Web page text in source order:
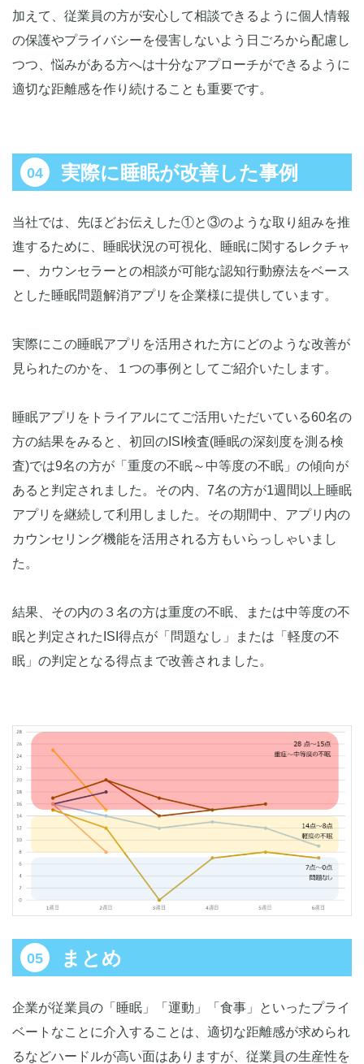
加えて、従業員の方が安心して相談できるように個人情報
の保護やプライバシーを侵害しないよう日ごろから配慮し
つつ、悩みがある方へは十分なアプローチができるように
適切な距離感を作り続けることも重要です。
実際に睡眠が改善した事例
当社では、先ほどお伝えした①と③のような取り組みを推
進するために、睡眠状況の可視化、睡眠に関するレクチャ
ー、カウンセラーとの相談が可能な認知行動療法をベース
とした睡眠問題解消アプリを企業様に提供しています。
実際にこの睡眠アプリを活用された方にどのような改善が
見られたのかを、１つの事例としてご紹介いたします。
睡眠アプリをトライアルにてご活用いただいている60名の
方の結果をみると、初回のISI検査(睡眠の深刻度を測る検
査)では9名の方が「重度の不眠～中等度の不眠」の傾向が
あると判定されました。その内、7名の方が1週間以上睡眠
アプリを継続して利用しました。その期間中、アプリ内の
カウンセリング機能を活用される方もいらっしゃいまし
た。
結果、その内の３名の方は重度の不眠、または中等度の不
眠と判定されたISI得点が「問題なし」または「軽度の不
眠」の判定となる得点まで改善されました。
まとめ
企業が従業員の「睡眠」「運動」「食事」といったプライ
ベートなことに介入することは、適切な距離感が求められ
るなどハードルが高い面はありますが、従業員の生産性を